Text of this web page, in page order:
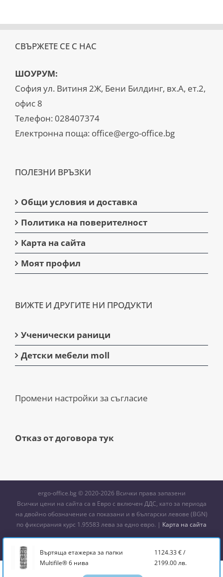
СВЪРЖЕТЕ СЕ С НАС
ШОУРУМ:
София ул. Витиня 2Ж, Бени Билдинг, вх.А, ет.2,
офис 8
Телефон: 028407374
Електронна поща: office@ergo-office.bg
ПОЛЕЗНИ ВРЪЗКИ
Общи условия и доставка
Политика на поверителност
Карта на сайта
Моят профил
ВИЖТЕ И ДРУГИТЕ НИ ПРОДУКТИ
Ученически раници
Детски мебели moll
Промени настройки за съгласие
Отказ от договора тук
ergo-office.bg © 2020-2026 Всички права запазени
Всички цени на сайта са в Евро с включен ДДС, като за периода
на двoйно обозначение са показани и в български левове (BGN)
по фиксирания курс 1.95583 лева за едно евро. | Карта на сайта
Въртяща етажерка за папки
Multifile® 6 нива
1124.33€ /
2199.00лв.